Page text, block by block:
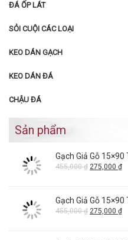
ĐÁ ỐP LÁT
SỎI CUỘI CÁC LOẠI
KEO DÁN GẠCH
KEO DÁN ĐÁ
CHẬU ĐÁ
Sản phẩm
Gạch Giả Gỗ 15×90
455,000₫ 275,000 ₫
Gạch Giả Gỗ
455,000₫ 275,000 ₫